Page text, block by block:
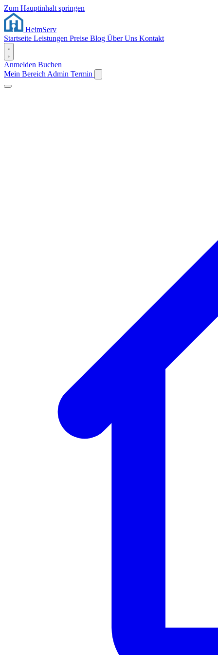
Zum Hauptinhalt springen
HeimServ
Startseite Leistungen Preise Blog Über Uns Kontakt
Anmelden Buchen
Mein Bereich Admin Termin